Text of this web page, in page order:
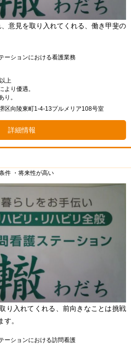
意見を取り入れてくれる、働き甲斐の
ーションにおける看護業務
上
より優遇。
り。
区向陵東町1-4-13プルメリア108号室
詳細情報
件 ・将来性が高い
り入れてくれる、前向きなことは挑戦
。
ーションにおける訪問看護